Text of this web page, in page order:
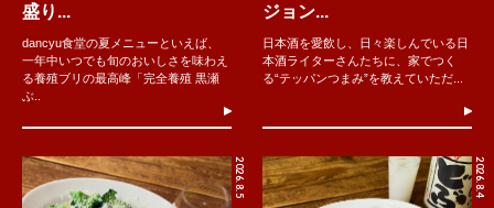
盛り...
dancyu食堂の夏メニューといえば、
一年中いつでも旬のおいしさを味わえ
る養殖ブリの最高峰「完全養殖 黒瀬
ぶ..
ジョン...
日本酒を愛飲し、日々楽しんでいる日
本酒ライターさんたちに、家でつく
る“テッパンつまみ”を教えていただ...
2026.8.5 2026.8.4